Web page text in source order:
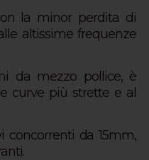
la minor perdita di
altissime frequenze
da mezzo pollice, è
curve più strette e al
concorrenti da 15mm,